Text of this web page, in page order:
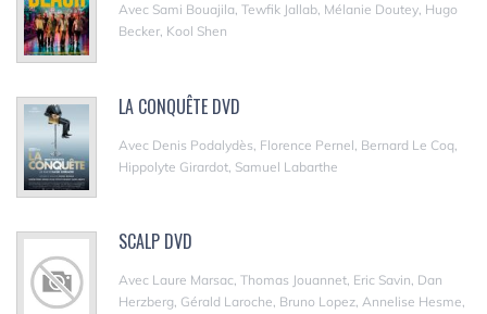
Avec Sami Bouajila, Tewfik Jallab, Mélanie Doutey, Hugo
Becker, Kool Shen
LA CONQUÊTE DVD
Avec Denis Podalydès, Florence Pernel, Bernard Le Coq,
Hippolyte Girardot, Samuel Labarthe
SCALP DVD
Avec Laure Marsac, Thomas Jouannet, Eric Savin, Dan
Herzberg, Gérald Laroche, Bruno Lopez, Annelise Hesme,